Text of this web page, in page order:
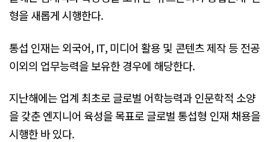
형을 새롭게 시행한다.
통섭 인재는 외국어, IT, 미디어 활용 및 콘텐츠 제작 등 전공
이외의 업무능력을 보유한 경우에 해당한다.
지난해에는 업계 최초로 글로벌 어학능력과 인문학적 소양
을 갖춘 엔지니어 육성을 목표로 글로벌 통섭형 인재 채용을
시행한 바 있다.